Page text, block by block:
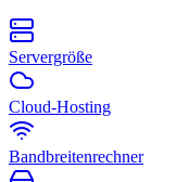
Servergröße
Cloud-Hosting
Bandbreitenrechner